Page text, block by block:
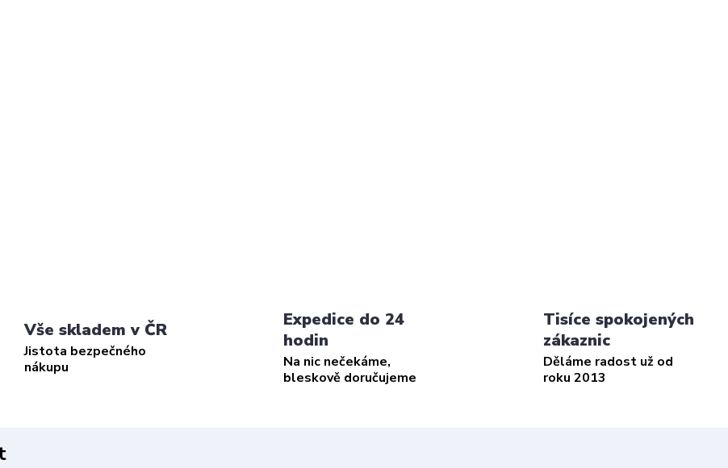
Vše skladem v ČR
Jistota bezpečného
nákupu
Expedice do 24
hodin
Na nic nečekáme,
bleskově doručujeme
Tisíce spokojených
zákaznic
Děláme radost už od
roku 2013